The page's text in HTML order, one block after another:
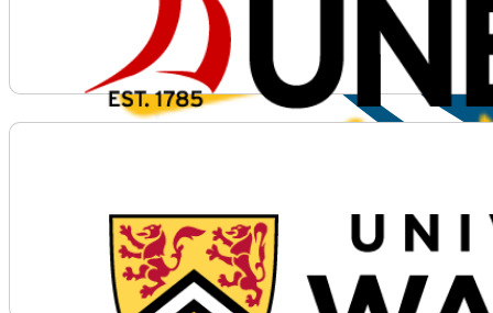
Voir plus d'informations sur University of New
Voir plus d'informations sur University of Waterloo